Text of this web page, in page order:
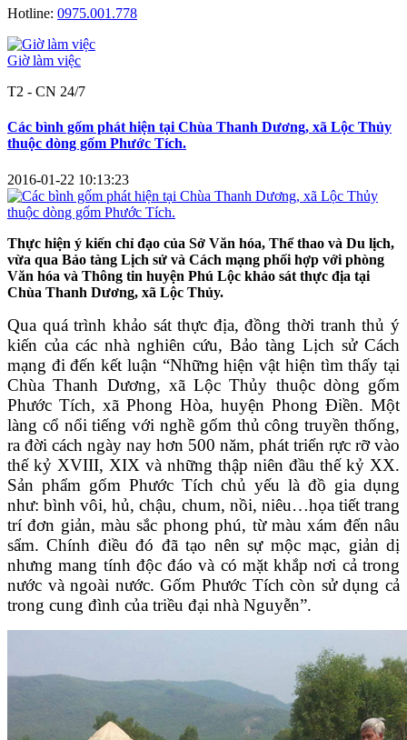
Hotline: 0975.001.778
Giờ làm việc
T2 - CN 24/7
Các bình gốm phát hiện tại Chùa Thanh Dương, xã Lộc Thủy
thuộc dòng gốm Phước Tích.
2016-01-22 10:13:23
Thực hiện ý kiến chỉ đạo của Sở Văn hóa, Thể thao và Du lịch,
vừa qua Bảo tàng Lịch sử và Cách mạng phối hợp với phòng
Văn hóa và Thông tin huyện Phú Lộc khảo sát thực địa tại
Chùa Thanh Dương, xã Lộc Thủy.
Qua quá trình khảo sát thực địa, đồng thời tranh thủ ý
kiến của các nhà nghiên cứu, Bảo tàng Lịch sử Cách
mạng đi đến kết luận “Những hiện vật hiện tìm thấy tại
Chùa Thanh Dương, xã Lộc Thủy thuộc dòng gốm
Phước Tích, xã Phong Hòa, huyện Phong Điền. Một
làng cổ nổi tiếng với nghề gốm thủ công truyền thống,
ra đời cách ngày nay hơn 500 năm, phát triển rực rỡ vào
thế kỷ XVIII, XIX và những thập niên đầu thế kỷ XX.
Sản phẩm gốm Phước Tích chủ yếu là đồ gia dụng
như: bình vôi, hủ, chậu, chum, nồi, niêu…họa tiết trang
trí đơn giản, màu sắc phong phú, từ màu xám đến nâu
sẩm. Chính điều đó đã tạo nên sự mộc mạc, giản dị
nhưng mang tính độc đáo và có mặt khắp nơi cả trong
nước và ngoài nước. Gốm Phước Tích còn sử dụng cả
trong cung đình của triều đại nhà Nguyễn”.